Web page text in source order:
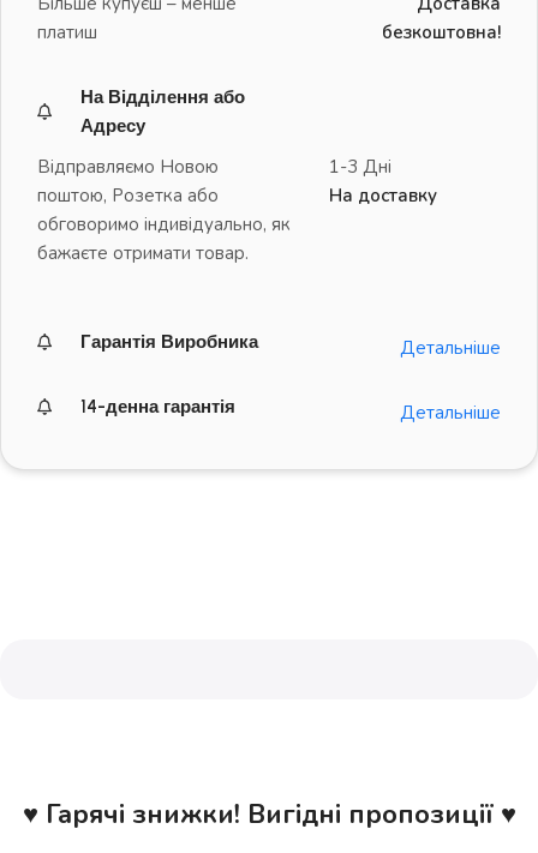
платиш
безкоштовна!
На Відділення або
Адресу
Відправляємо Новою
поштою, Розетка або
обговоримо індивідуально, як
бажаєте отримати товар.
1-3 Дні
На доставку
Гарантія Виробника Детальніше
14-денна гарантія Детальніше
♥ Гарячі знижки! Вигідні пропозиції ♥